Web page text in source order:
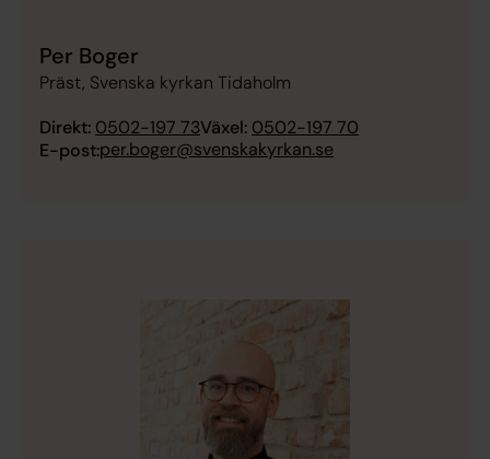
Per Boger
Präst, Svenska kyrkan Tidaholm
Direkt: 0502-197 73Växel: 0502-197 70
E-post:per.boger@svenskakyrkan.se